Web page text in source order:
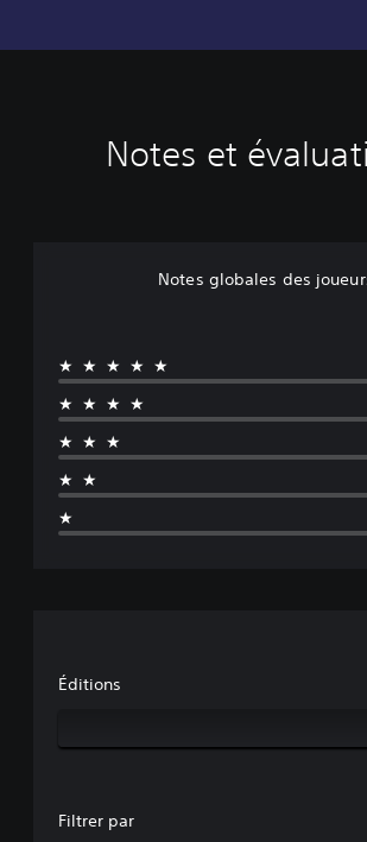
Notes et
Notes globales des
★★★★★
★★★★
★★★
★★
★
Éditions
Filtrer par